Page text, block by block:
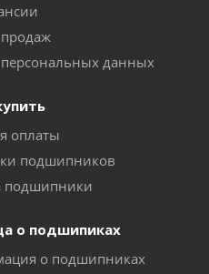
данных
оплаты
подшипников
подшипники
о подшипиках
о подшипниках